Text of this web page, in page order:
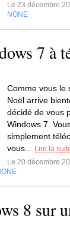
Le 23 décembre
NONE
7 à
Comme vous le
Noël arrive
décidé de vous
Windows 7.
simplement
vous...
Lire la
Le 20 décembre
8 sur